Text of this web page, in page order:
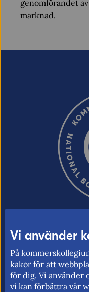
genomförandet
marknad.
för
handelspolitik.
för fri rörlighet
Vi använder
På
kakor för att
för dig. Vi använder
vi kan förbättra vår